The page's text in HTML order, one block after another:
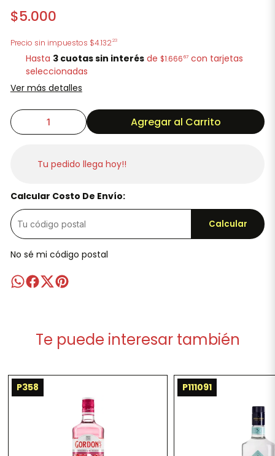
$5.000
Precio sin impuestos $4.13223
Hasta 3 cuotas sin interés de $1.66667 con tarjetas
seleccionadas
Ver más detalles
Agregar al Carrito
Tu pedido llega hoy!!
Calcular Costo De Envío:
Calcular
No sé mi código postal
Te puede interesar también
P358 P111091